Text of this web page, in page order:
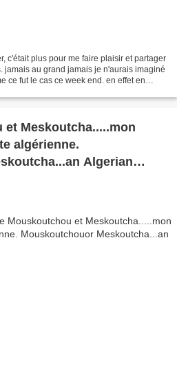
c'était plus pour me faire plaisir et partager
jamais au grand jamais je n'aurais imaginé
ce fut le cas ce week end. en effet en
Meskoutcha.....mon
algérienne.
Algerian